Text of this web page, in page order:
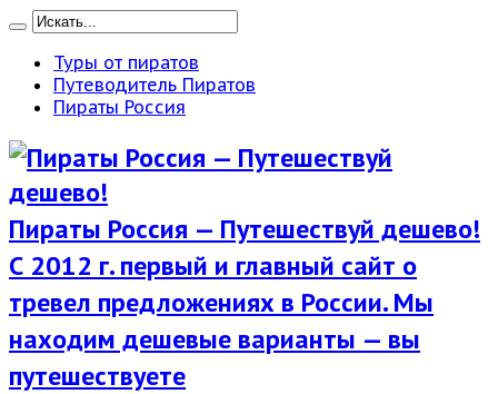
Туры от пиратов
Путеводитель Пиратов
Пираты Россия
Пираты Россия — Путешествуй дешево!
С 2012 г. первый и главный сайт о
тревел предложениях в России. Мы
находим дешевые варианты — вы
путешествуете